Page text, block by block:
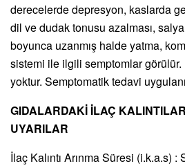
derecelerde depresyon, kaslarda
dil ve dudak tonusu azalması, salya
boyunca uzanmış halde yatma,
sistemi ile ilgili semptomlar
yoktur. Semptomatik tedavi
GIDALARDAKİ İLAÇ
UYARILAR
İlaç Kalıntı Arınma Süresi (i.k.a.s) :